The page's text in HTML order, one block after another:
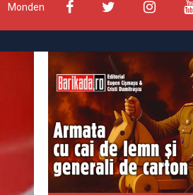
Monden